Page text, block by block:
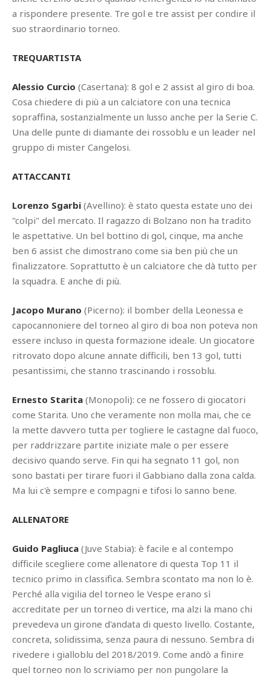
a rispondere presente. Tre gol e tre assist per condire il
suo straordinario torneo.
TREQUARTISTA
Alessio Curcio (Casertana): 8 gol e 2 assist al giro di boa.
Cosa chiedere di più a un calciatore con una tecnica
sopraffina, sostanzialmente un lusso anche per la Serie C.
Una delle punte di diamante dei rossoblu e un leader nel
gruppo di mister Cangelosi.
ATTACCANTI
Lorenzo Sgarbi (Avellino): è stato questa estate uno dei
"colpi" del mercato. Il ragazzo di Bolzano non ha tradito
le aspettative. Un bel bottino di gol, cinque, ma anche
ben 6 assist che dimostrano come sia ben più che un
finalizzatore. Soprattutto è un calciatore che dà tutto per
la squadra. E anche di più.
Jacopo Murano (Picerno): il bomber della Leonessa e
capocannoniere del torneo al giro di boa non poteva non
essere incluso in questa formazione ideale. Un giocatore
ritrovato dopo alcune annate difficili, ben 13 gol, tutti
pesantissimi, che stanno trascinando i rossoblu.
Ernesto Starita (Monopoli): ce ne fossero di giocatori
come Starita. Uno che veramente non molla mai, che ce
la mette davvero tutta per togliere le castagne dal fuoco,
per raddrizzare partite iniziate male o per essere
decisivo quando serve. Fin qui ha segnato 11 gol, non
sono bastati per tirare fuori il Gabbiano dalla zona calda.
Ma lui c'è sempre e compagni e tifosi lo sanno bene.
ALLENATORE
Guido Pagliuca (Juve Stabia): è facile e al contempo
difficile scegliere come allenatore di questa Top 11 il
tecnico primo in classifica. Sembra scontato ma non lo è.
Perché alla vigilia del torneo le Vespe erano sì
accreditate per un torneo di vertice, ma alzi la mano chi
prevedeva un girone d'andata di questo livello. Costante,
concreta, solidissima, senza paura di nessuno. Sembra di
rivedere i gialloblu del 2018/2019. Come andò a finire
quel torneo non lo scriviamo per non pungolare la